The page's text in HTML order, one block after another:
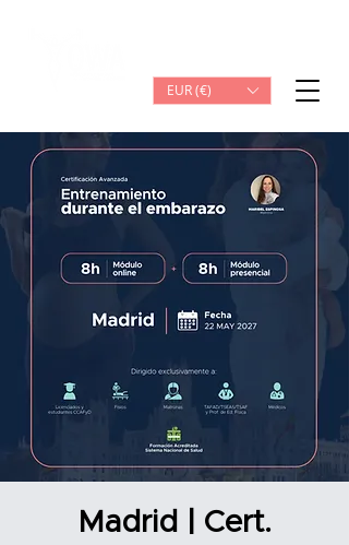
EUR (€)
Madrid | Cert.